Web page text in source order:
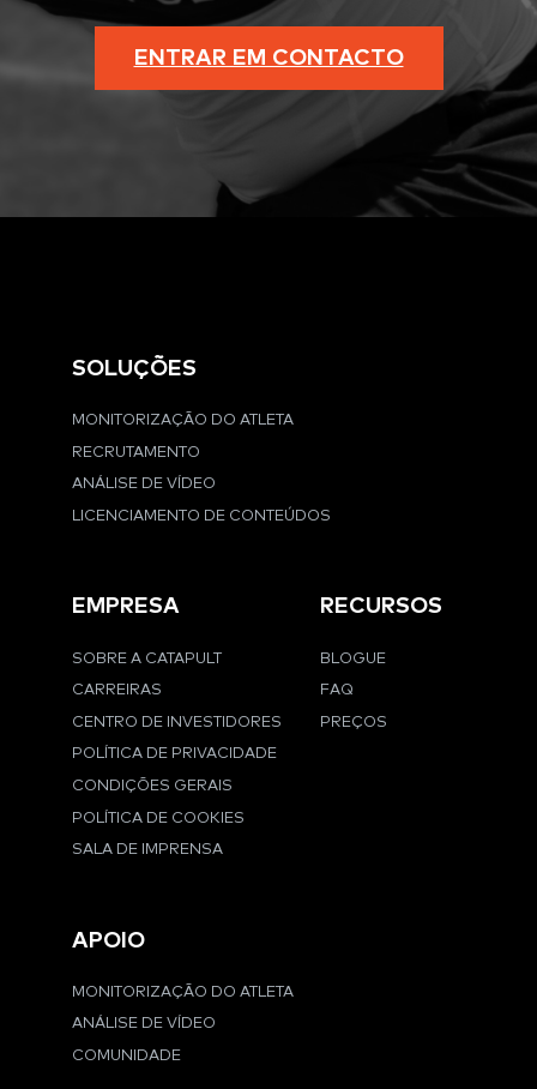
ENTRAR EM CONTACTO
SOLUÇÕES
MONITORIZAÇÃO DO ATLETA
RECRUTAMENTO
ANÁLISE DE VÍDEO
LICENCIAMENTO DE CONTEÚDOS
EMPRESA
SOBRE A CATAPULT
CARREIRAS
CENTRO DE INVESTIDORES
POLÍTICA DE PRIVACIDADE
CONDIÇÕES GERAIS
POLÍTICA DE COOKIES
SALA DE IMPRENSA
RECURSOS
BLOGUE
FAQ
PREÇOS
APOIO
MONITORIZAÇÃO DO ATLETA
ANÁLISE DE VÍDEO
COMUNIDADE